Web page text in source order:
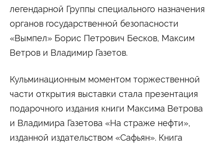
Сведения об образовательной организации
легендарной Группы специального назначения
органов государственной безопасности
«Вымпел» Борис Петрович Бесков, Максим
Ветров и Владимир Газетов.
Кульминационным моментом торжественной
части открытия выставки стала презентация
подарочного издания книги Максима Ветрова
и Владимира Газетова «На страже нефти»,
изданной издательством «Сафьян». Книга